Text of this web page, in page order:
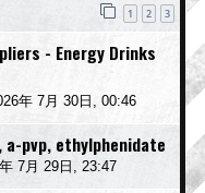
1 2 3
- Energy Drinks
年 7月 30日, 00:46
a-pvp, ethylphenidate
7月 29日, 23:47